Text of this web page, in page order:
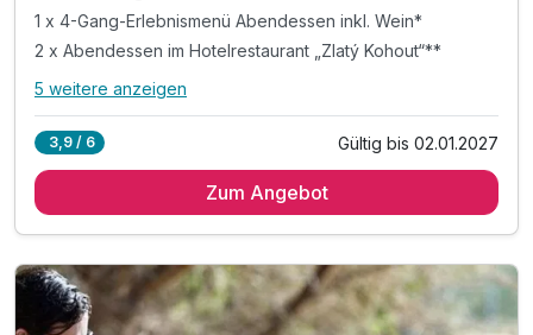
1 x 4-Gang-Erlebnismenü Abendessen inkl. Wein*
2 x Abendessen im Hotelrestaurant „Zlatý Kohout“**
Alle Inklusivleistungen
3 x reichhaltiges Frühstück vom Buffet
1 x Welcome Drink***
3 x Cocktail in der Lobbybar
5 weitere anzeigen
3,9 / 6 Gültig bis 02.01.2027
Zum Angebot